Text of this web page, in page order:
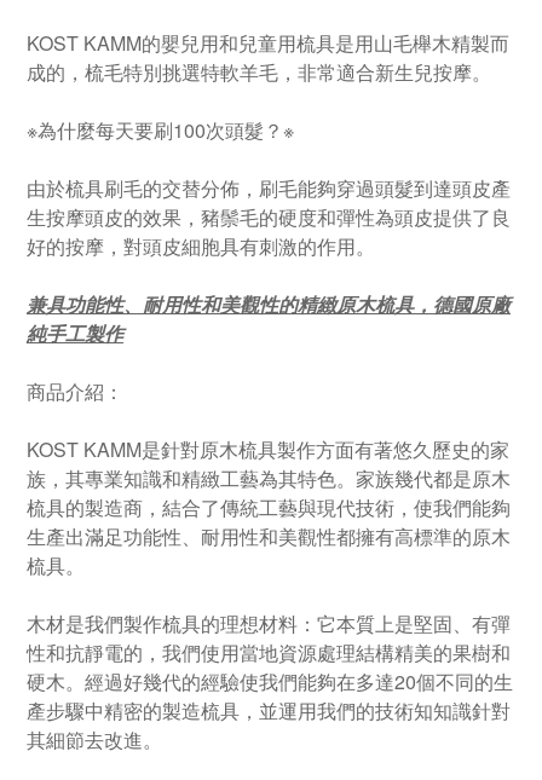
KOST KAMM的嬰兒用和兒童用梳具是用山毛櫸木精製而
成的，梳毛特別挑選特軟羊毛，非常適合新生兒按摩。
※為什麼每天要刷100次頭髮？※
由於梳具刷毛的交替分佈，刷毛能夠穿過頭髮到達頭皮產
生按摩頭皮的效果，豬鬃毛的硬度和彈性為頭皮提供了良
好的按摩，對頭皮細胞具有刺激的作用。
兼具功能性、耐用性和美觀性的精緻原木梳具，德國原廠
純手工製作
商品介紹：
KOST KAMM是針對原木梳具製作方面有著悠久歷史的家
族，其專業知識和精緻工藝為其特色。家族幾代都是原木
梳具的製造商，結合了傳統工藝與現代技術，使我們能夠
生產出滿足功能性、耐用性和美觀性都擁有高標準的原木
梳具。
木材是我們製作梳具的理想材料：它本質上是堅固、有彈
性和抗靜電的，我們使用當地資源處理結構精美的果樹和
硬木。經過好幾代的經驗使我們能夠在多達20個不同的生
產步驟中精密的製造梳具，並運用我們的技術知知識針對
其細節去改進。